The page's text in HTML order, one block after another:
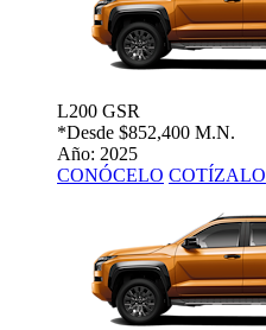
L200 GSR
*Desde $852,400 M.N.
Año: 2025
CONÓCELO COTÍZALO